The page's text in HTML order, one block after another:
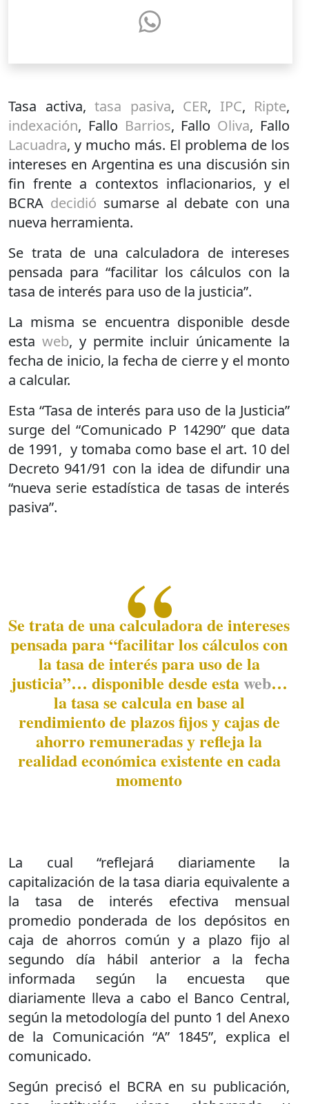
Tasa activa, tasa pasiva, CER, IPC, Ripte,
indexación, Fallo Barrios, Fallo Oliva, Fallo
Lacuadra, y mucho más. El problema de los
intereses en Argentina es una discusión sin
fin frente a contextos inflacionarios, y el
BCRA decidió sumarse al debate con una
nueva herramienta.
Se trata de una calculadora de intereses
pensada para “facilitar los cálculos con la
tasa de interés para uso de la justicia”.
La misma se encuentra disponible desde
esta web, y permite incluir únicamente la
fecha de inicio, la fecha de cierre y el monto
a calcular.
Esta “Tasa de interés para uso de la Justicia”
surge del “Comunicado P 14290” que data
de 1991, y tomaba como base el art. 10 del
Decreto 941/91 con la idea de difundir una
“nueva serie estadística de tasas de interés
pasiva”.
Se trata de una calculadora de intereses
pensada para “facilitar los cálculos con
la tasa de interés para uso de la
justicia”… disponible desde estaweb…
la tasa se calcula en base al
rendimiento de plazos fijos y cajas de
ahorro remuneradas y refleja la
realidad económica existente en cada
momento
La cual “reflejará diariamente la
capitalización de la tasa diaria equivalente a
la tasa de interés efectiva mensual
promedio ponderada de los depósitos en
caja de ahorros común y a plazo fijo al
segundo día hábil anterior a la fecha
informada según la encuesta que
diariamente lleva a cabo el Banco Central,
según la metodología del punto 1 del Anexo
de la Comunicación “A” 1845”, explica el
comunicado.
Según precisó el BCRA en su publicación,